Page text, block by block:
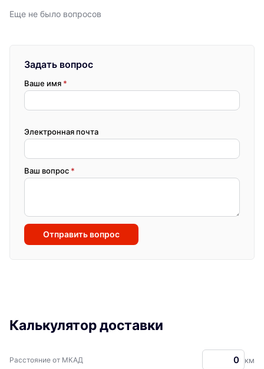
Еще не было вопросов
Задать вопрос
Ваше имя *
Электронная почта
Ваш вопрос *
Отправить вопрос
Калькулятор доставки
Расстояние от МКАД км